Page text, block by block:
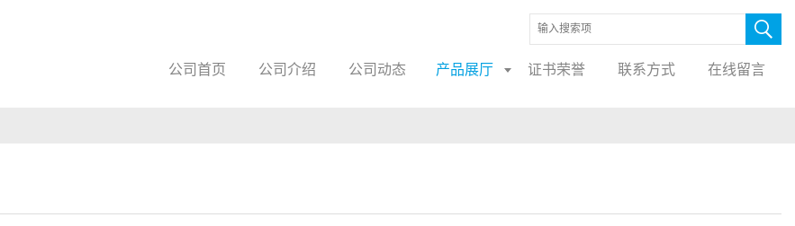
公司首页 公司介绍 公司动态 产品展厅 证书荣誉 联系方式 在线留言